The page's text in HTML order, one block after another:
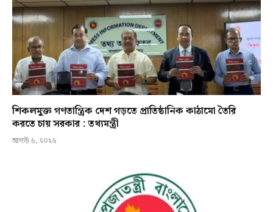
শিকলমুক্ত গণতান্ত্রিক দেশ গড়তে প্রাতিষ্ঠানিক কাঠামো তৈরি
করতে চায় সরকার : তথ্যমন্ত্রী
আগস্ট ৬, ২০২৬